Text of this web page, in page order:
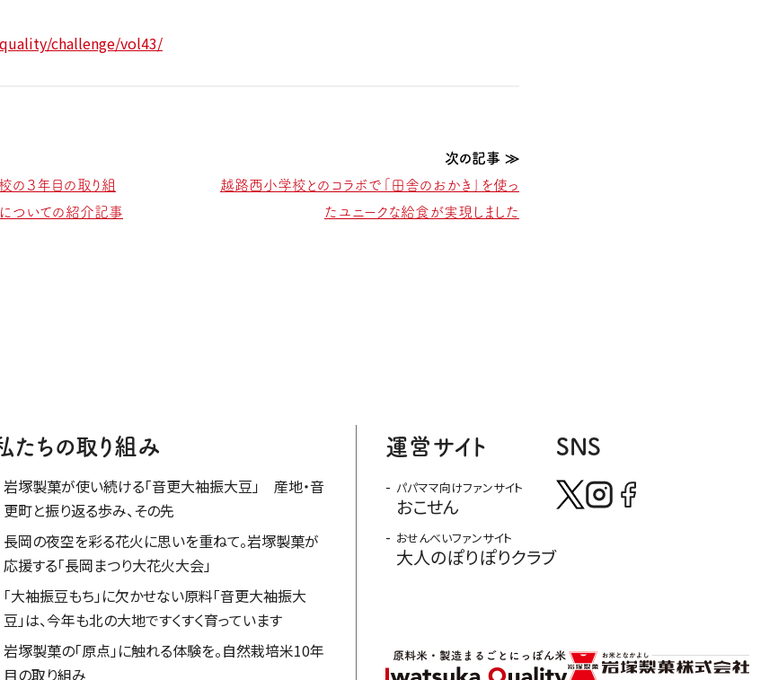
challenge/vol43/
の３年目の取り組
ついての紹介記事
越路西小学校とのコラボで「田舎のおかき」を使っ
たユニークな給食が実現しました
たちの取り組み
岩塚製菓が使い続ける「音更大袖振大豆」 産地・音
更町と振り返る歩み、その先
長岡の夜空を彩る花火に思いを重ねて。岩塚製菓が
応援する「長岡まつり大花火大会」
「大袖振豆もち」に欠かせない原料「音更大袖振大
豆」は、今年も北の大地ですくすく育っています
岩塚製菓の「原点」に触れる体験を。自然栽培米10年
目の取り組み
運営サイト
パパママ向けファンサイト
おこせん
おせんべいファンサイト
大人のぽりぽりクラブ
SNS